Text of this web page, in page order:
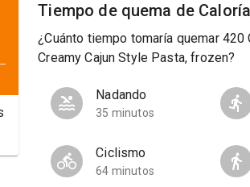
Tiempo de quema de
¿Cuánto tiempo tomaría quemar 420
Creamy Cajun Style Pasta, frozen?
Nadando
35 minutos
Ciclismo
64 minutos